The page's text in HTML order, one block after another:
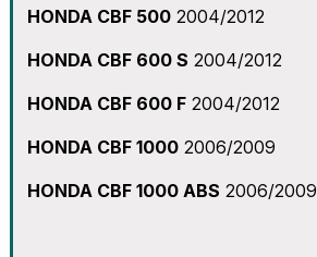
HONDA CBF 5002004/2012
HONDA CBF 600 S 2004/2012
HONDA CBF 600 F2004/2012
HONDA CBF 10002006/2009
HONDA CBF 1000 ABS 2006/2009